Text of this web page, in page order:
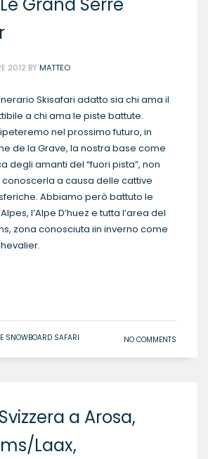
Grand Serre
2012 BY MATTEO
Skisafari adatto sia chi ama il
a chi ama le piste battute.
nel prossimo futuro, in
de la Grave, la nostra base come
degli amanti del “fuori pista”, non
a causa delle cattive
Abbiamo però battuto le
l’Alpe D’huez e tutta l’area del
zona conosciuta iin inverno come
SNOWBOARD SAFARI NO COMMENTS
a Arosa,
Laax,